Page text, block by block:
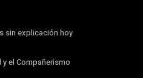
sin explicación hoy
el Compañerismo